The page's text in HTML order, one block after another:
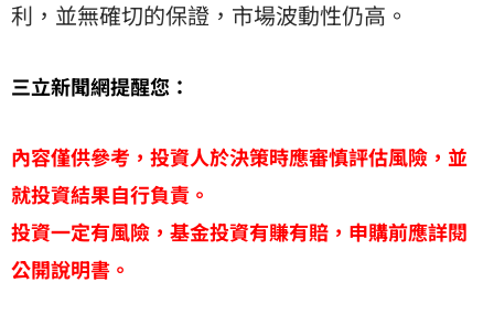
利，並無確切的保證，市場波動性仍高。
三立新聞網提醒您：
內容僅供參考，投資人於決策時應審慎評估風險，並
就投資結果自行負責。
投資一定有風險，基金投資有賺有賠，申購前應詳閱
公開說明書。